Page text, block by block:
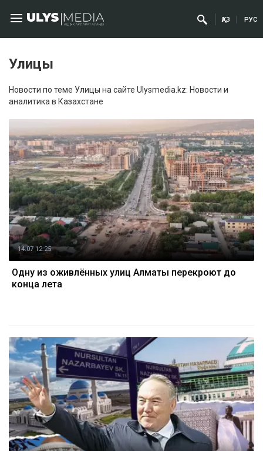
ҚАЗ РУС
Улицы
Новости по теме Улицы на сайте Ulysmedia.kz: Новости и
аналитика в Казахстане
14.07 12:25
Одну из оживлённых улиц Алматы перекроют до
конца лета